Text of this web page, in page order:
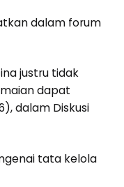
dalam forum
justru tidak
dapat
dalam Diskusi
tata kelola